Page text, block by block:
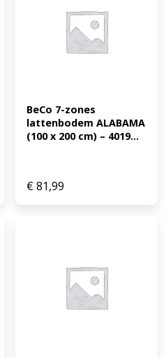
BeCo 7-zones
lattenbodem ALABAMA
(100 x 200 cm) – 4019...
€81,99